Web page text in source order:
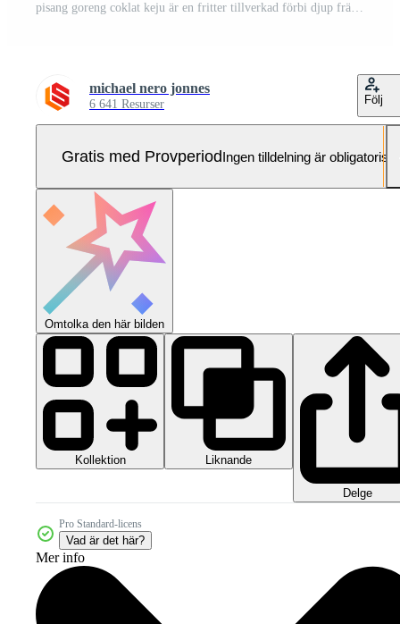
pisang goreng coklat keju är en fritter tillverkad förbi djup fräsning misshandlade groblad i varm olja. de smet mest vanligen användningar en kombination av mjöl, antingen vete, ris mjöl, tapioka eller bröd smula. Pro Foto
michael nero jonnes
6 641 Resurser Följ
Gratis med ProvperiodIngen tilldelning är obligatorisk
Omtolka den här bilden
Kollektion Liknande
Delge
Pro Standard-licens
Vad är det här?
Mer info